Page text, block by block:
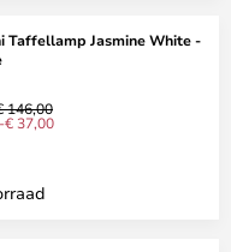
Taffellamp Jasmine White -
146,00
37,00